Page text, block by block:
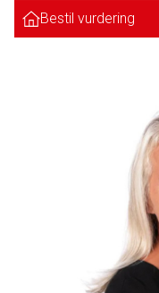
Endvidere meget rummeligt
udestue/pejsestue med
sidder i haven. Derfra åben
Tilhørende garage og carport
Bemærk: Sælgers lave
energimærket. Dette uden
Her har man virkelig
meget populært område.
Bestil vurdering